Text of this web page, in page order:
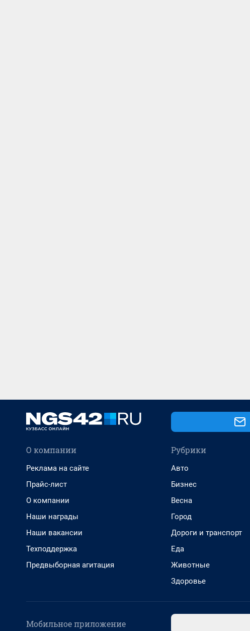
О компании
Реклама на сайте
Прайс-лист
О компании
Наши награды
Наши вакансии
Техподдержка
Предвыборная агитация
Рубрики
Авто
Бизнес
Весна
Город
Дороги и транспорт
Еда
Животные
Здоровье
Мобильное приложение